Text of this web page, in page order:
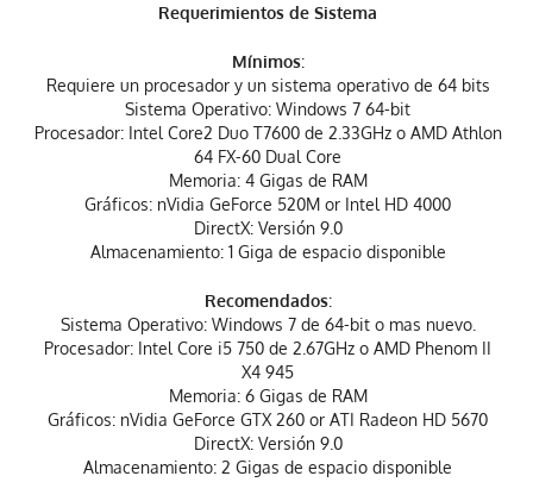
Requerimientos de Sistema
Mínimos:
Requiere un procesador y un sistema operativo de 64 bits
Sistema Operativo: Windows 7 64-bit
Procesador: Intel Core2 Duo T7600 de 2.33GHz o AMD Athlon
64 FX-60 Dual Core
Memoria: 4 Gigas de RAM
Gráficos: nVidia GeForce 520M or Intel HD 4000
DirectX: Versión 9.0
Almacenamiento: 1 Giga de espacio disponible
Recomendados:
Sistema Operativo: Windows 7 de 64-bit o mas nuevo.
Procesador: Intel Core i5 750 de 2.67GHz o AMD Phenom II
X4 945
Memoria: 6 Gigas de RAM
Gráficos: nVidia GeForce GTX 260 or ATI Radeon HD 5670
DirectX: Versión 9.0
Almacenamiento: 2 Gigas de espacio disponible